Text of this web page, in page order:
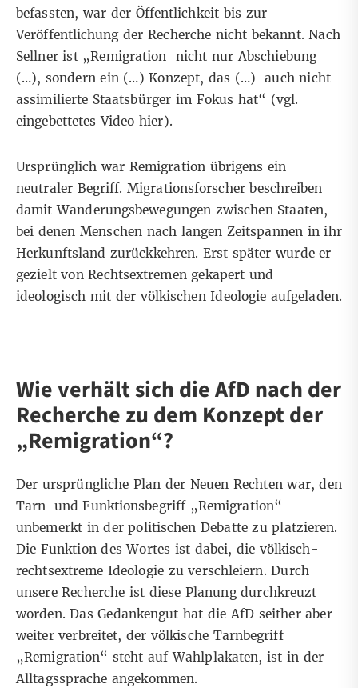
befassten, war der Öffentlichkeit bis zur
Veröffentlichung der Recherche nicht bekannt. Nach
Sellner ist „Remigration nicht nur Abschiebung
(…), sondern ein (…) Konzept, das (…) auch nicht-
assimilierte Staatsbürger im Fokus hat“ (vgl.
eingebettetes Videohier).
Ursprünglich war Remigration übrigens ein
neutraler Begriff. Migrationsforscher beschreiben
damit Wanderungsbewegungen zwischen Staaten,
bei denen Menschen nach langen Zeitspannen in ihr
Herkunftsland zurückkehren. Erst später wurde er
gezielt von Rechtsextremen gekapert und
ideologisch mit der völkischen Ideologie aufgeladen.
Wie verhält sich die AfD nach der
Recherche zu dem Konzept der
„Remigration“?
Der ursprüngliche Plan der Neuen Rechten war, den
Tarn-und Funktionsbegriff „Remigration“
unbemerkt in der politischen Debatte zu platzieren.
Die Funktion des Wortes ist dabei, die völkisch-
rechtsextreme Ideologie zu verschleiern. Durch
unsere Recherche ist diese Planung durchkreuzt
worden.Das Gedankengut hat die AfD seither aber
weiter verbreitet, der völkische Tarnbegriff
„Remigration“ steht auf Wahlplakaten, ist in der
Alltagssprache angekommen.